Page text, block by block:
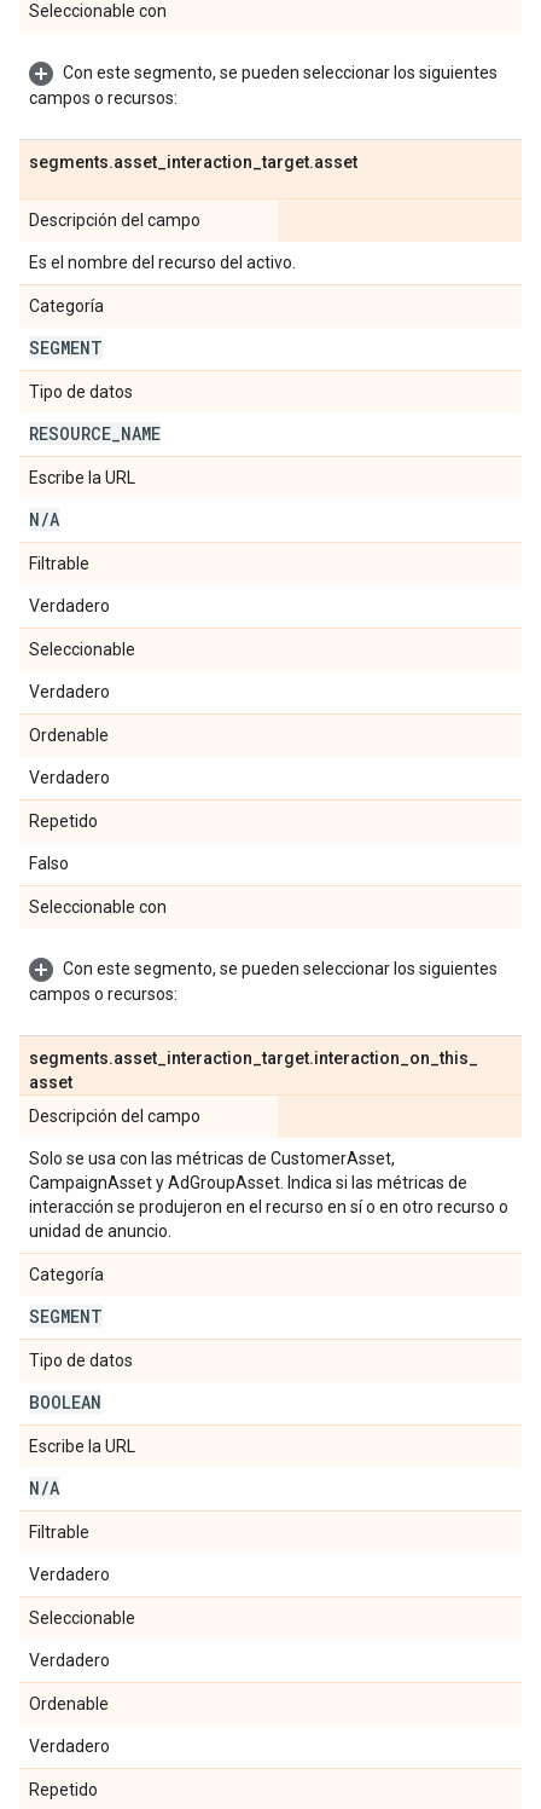
Seleccionable con
Con este segmento, se pueden seleccionar los siguientes
campos o recursos:
segments.asset interaction _target.asset
Descripción del campo
Es el nombre del recurso del activo.
Categoría
SEGMENT
Tipo de datos
RESOURCE NAME
Escribe la URL
N/A
Filtrable
Verdadero
Seleccionable
Verdadero
Ordenable
Verdadero
Repetido
Falso
Seleccionable con
Con este segmento, se pueden seleccionar los siguientes
campos o recursos:
segments.asset interaction _target.interaction on _this
asset
Descripción del campo
Solo se usa con las métricas de CustomerAsset,
CampaignAsset y AdGroupAsset. Indica si las métricas de
interacción se produjeron en el recurso en sí o en otro recurso o
unidad de anuncio.
Categoría
SEGMENT
Tipo de datos
BOOLEAN
Escribe la URL
N/A
Filtrable
Verdadero
Seleccionable
Verdadero
Ordenable
Verdadero
Repetido